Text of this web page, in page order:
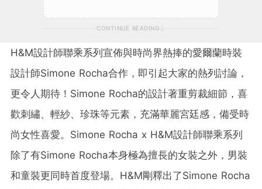
CONTINUE READING
H&M設計師聯乘系列宣佈與時尚界熱捧的愛爾蘭時裝
設計師Simone Rocha合作，即引起大家的熱列討論，
更令人期待！Simone Rocha的設計著重剪裁細節，喜
歡刺繡、輕紗、珍珠等元素，充滿華麗宮廷感，備受時
尚女性喜愛。Simone Rocha x H&M設計師聯乘系列
除了有Simone Rocha本身極為擅長的女裝之外，男裝
和童裝更同時首度登場。H&M剛釋出了Simone Rocha